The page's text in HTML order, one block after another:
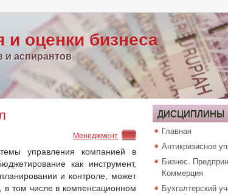
и оценки бизнеса
и аспирантов
Менеджмент
управления компанией в
как инструмент,
и контроле, может
в том числе в компенсационном
ДИСЦИПЛИНЫ
Главная
Антикризисное
Бизнес.
Коммерция
Бухгалтерский